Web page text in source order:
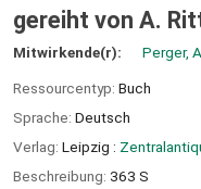
gereiht von A.
Mitwirkende(r): Perger,
Ressourcentyp: Buch
Sprache: Deutsch
Verlag: Leipzig :
Beschreibung: 363 S